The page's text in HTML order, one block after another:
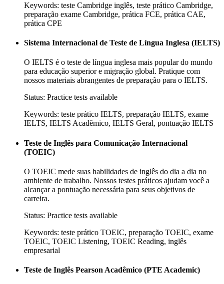
Keywords: teste Cambridge inglês, teste prático Cambridge,
preparação exame Cambridge, prática FCE, prática CAE,
prática CPE
Sistema Internacional de Teste de Língua Inglesa (IELTS)
O IELTS é o teste de língua inglesa mais popular do mundo
para educação superior e migração global. Pratique com
nossos materiais abrangentes de preparação para o IELTS.
Status: Practice tests available
Keywords: teste prático IELTS, preparação IELTS, exame
IELTS, IELTS Acadêmico, IELTS Geral, pontuação IELTS
Teste de Inglês para Comunicação Internacional
(TOEIC)
O TOEIC mede suas habilidades de inglês do dia a dia no
ambiente de trabalho. Nossos testes práticos ajudam você a
alcançar a pontuação necessária para seus objetivos de
carreira.
Status: Practice tests available
Keywords: teste prático TOEIC, preparação TOEIC, exame
TOEIC, TOEIC Listening, TOEIC Reading, inglês
empresarial
Teste de Inglês Pearson Acadêmico (PTE Academic)